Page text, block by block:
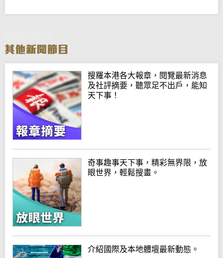
搜羅本港各大報章，閱覽最新消息
及社評摘要，聽眾足不出戶，能知
天下事！
奇事趣事天下事，精彩無界限，放
眼世界，輕鬆搜畫。
介紹國際及本地體壇最新動態。